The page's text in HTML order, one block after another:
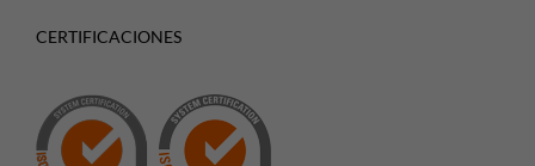
CERTIFICACIONES